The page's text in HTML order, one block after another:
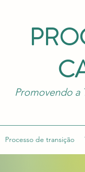
Promovendo a
Processo de transição